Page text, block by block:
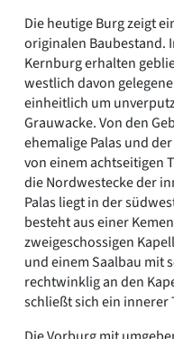
Die heutige Burg zeigt
originalen Baubestand.
Kernburg erhalten
westlich davon
einheitlich um
Grauwacke. Von den
ehemalige Palas und
von einem achtseitigen
die Nordwestecke der
Palas liegt in der
besteht aus einer
zweigeschossigen
und einem Saalbau mit
rechtwinklig an den
schließt sich ein innerer